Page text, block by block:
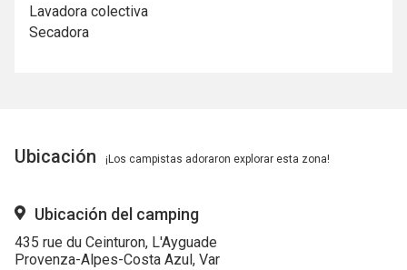
Lavadora colectiva
Secadora
Ubicación ¡Los campistas adoraron explorar esta zona!
Ubicación del camping
435 rue du Ceinturon, L'Ayguade
Provenza-Alpes-Costa Azul, Var